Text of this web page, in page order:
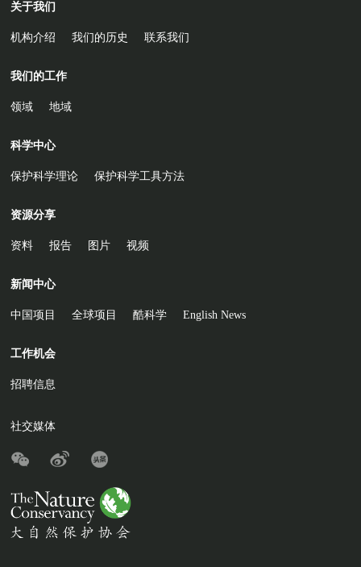
关于我们
机构介绍 我们的历史 联系我们
我们的工作
领域 地域
科学中心
保护科学理论 保护科学工具方法
资源分享
资料 报告 图片 视频
新闻中心
中国项目 全球项目 酷科学 English News
工作机会
招聘信息
社交媒体